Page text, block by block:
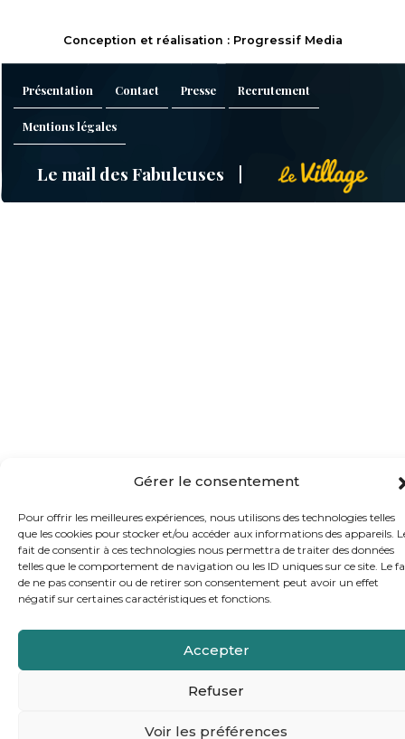
Gérer le consentement
Pour offrir les meilleures expériences, nous utilisons des technologies telles
que les cookies pour stocker et/ou accéder aux informations des appareils.
fait de consentir à ces technologies nous permettra de traiter des données
telles que le comportement de navigation ou les ID uniques sur ce site. Le
de ne pas consentir ou de retirer son consentement peut avoir un effet
négatif sur certaines caractéristiques et fonctions.
Accepter
Refuser
Voir les préférences
Conception et réalisation : Progressif Media
Présentation Contact Presse Recrutement
Mentions légales
Le mail des Fabuleuses